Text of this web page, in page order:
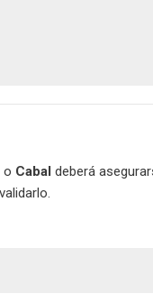
o Cabal deberá